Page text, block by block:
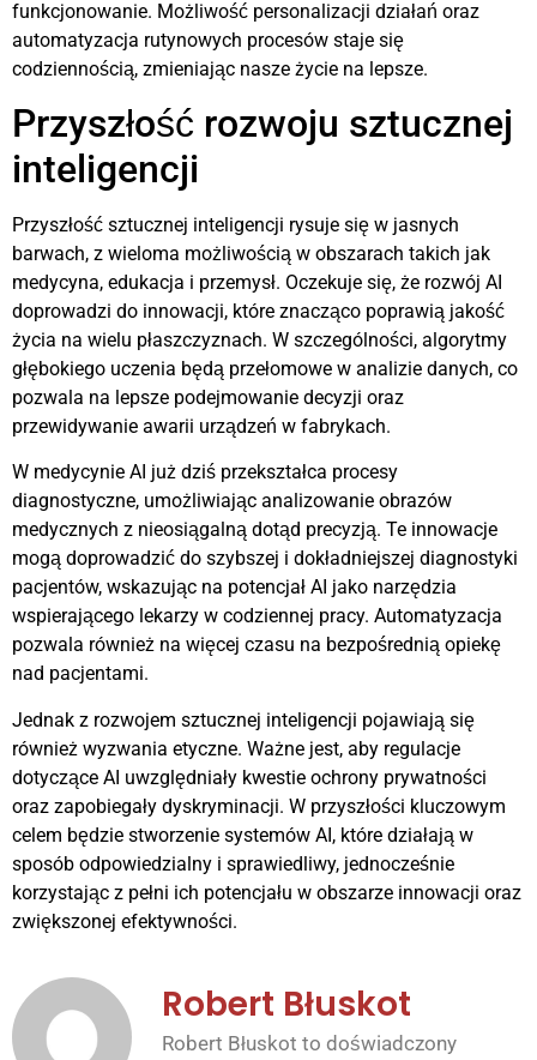
funkcjonowanie. Możliwość personalizacji działań oraz
automatyzacja rutynowych procesów staje się
codziennością, zmieniając nasze życie na lepsze.
Przyszłość rozwoju sztucznej
inteligencji
Przyszłość sztucznej inteligencji rysuje się w jasnych
barwach, z wieloma możliwością w obszarach takich jak
medycyna, edukacja i przemysł. Oczekuje się, że rozwój AI
doprowadzi do innowacji, które znacząco poprawią jakość
życia na wielu płaszczyznach. W szczególności, algorytmy
głębokiego uczenia będą przełomowe w analizie danych, co
pozwala na lepsze podejmowanie decyzji oraz
przewidywanie awarii urządzeń w fabrykach.
W medycynie AI już dziś przekształca procesy
diagnostyczne, umożliwiając analizowanie obrazów
medycznych z nieosiągalną dotąd precyzją. Te innowacje
mogą doprowadzić do szybszej i dokładniejszej diagnostyki
pacjentów, wskazując na potencjał AI jako narzędzia
wspierającego lekarzy w codziennej pracy. Automatyzacja
pozwala również na więcej czasu na bezpośrednią opiekę
nad pacjentami.
Jednak z rozwojem sztucznej inteligencji pojawiają się
również wyzwania etyczne. Ważne jest, aby regulacje
dotyczące AI uwzględniały kwestie ochrony prywatności
oraz zapobiegały dyskryminacji. W przyszłości kluczowym
celem będzie stworzenie systemów AI, które działają w
sposób odpowiedzialny i sprawiedliwy, jednocześnie
korzystając z pełni ich potencjału w obszarze innowacji oraz
zwiększonej efektywności.
Robert Błuskot
Robert Błuskot to doświadczony